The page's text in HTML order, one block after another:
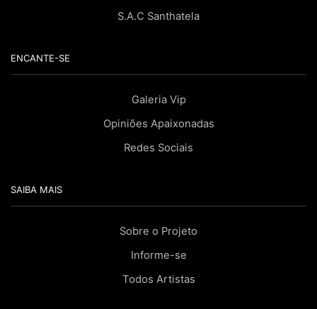
S.A.C Santhatela
ENCANTE-SE
Galeria Vip
Opiniões Apaixonadas
Redes Sociais
SAIBA MAIS
Sobre o Projeto
Informe-se
Todos Artistas